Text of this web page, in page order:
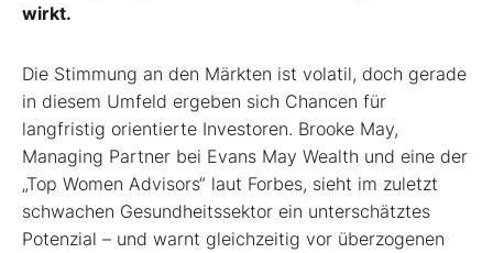
wirkt.
Die Stimmung an den Märkten ist volatil, doch gerade
in diesem Umfeld ergeben sich Chancen für
langfristig orientierte Investoren. Brooke May,
Managing Partner bei Evans May Wealth und eine der
„Top Women Advisors“ laut Forbes, sieht im zuletzt
schwachen Gesundheitssektor ein unterschätztes
Potenzial – und warnt gleichzeitig vor überzogenen